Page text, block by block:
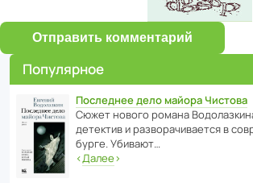
Отправить комментарий
Популярное
Последнее дело майора Чистова
Сюжет нового романа
дете­ктив и разво­ра­чи­ва­ется в
бурге. Убивают…
‹Далее›